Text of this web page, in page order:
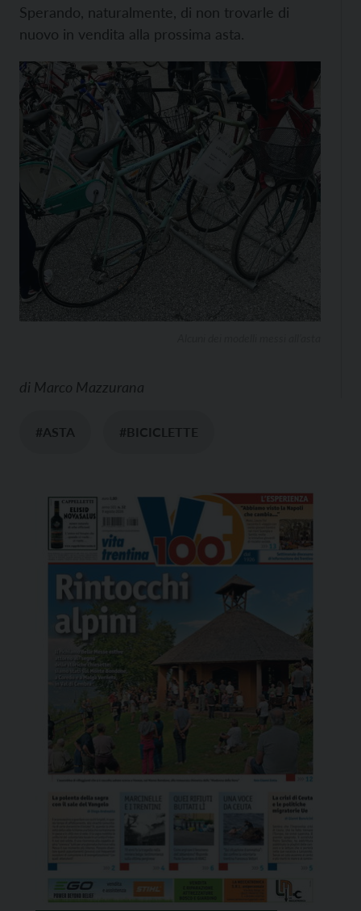
Sperando, naturalmente, di non trovarle di
nuovo in vendita alla prossima asta.
di Marco Mazzurana
#ASTA #BICICLETTE